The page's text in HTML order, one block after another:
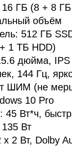
ГБ (8 + 8
объём
512 ГБ
1 ТБ HDD)
дюйма,
144 Гц,
ШИМ (не
10 Pro
45 Вт*ч,
Вт
2 Вт, Dolby